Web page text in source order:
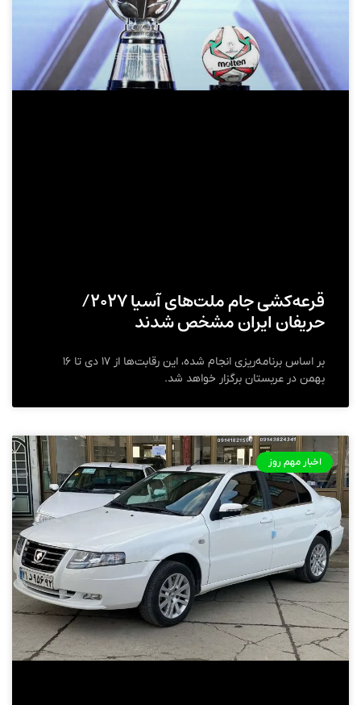
قرعه‌کشی جام ملت‌های آسیا ۲۰۲۷/
حریفان ایران مشخص شدند
بر اساس برنامه‌ریزی انجام شده، این رقابت‌ها از ۱۷ دی تا ۱۶
بهمن در عربستان برگزار خواهد شد.
اخبار مهم روز